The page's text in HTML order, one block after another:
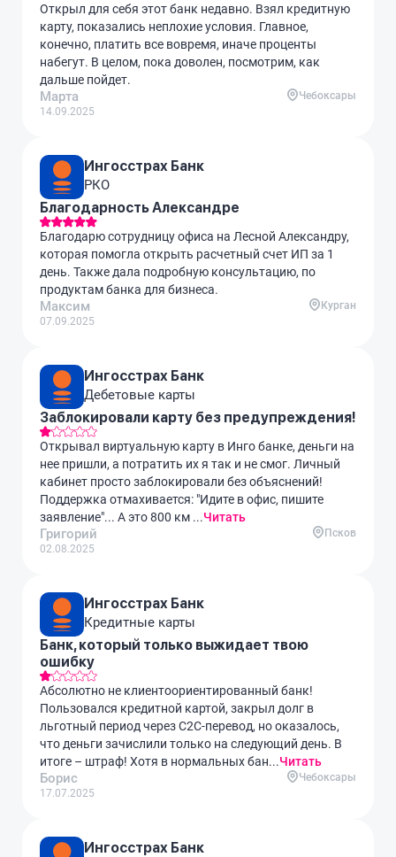
Открыл для себя этот банк недавно. Взял кредитную
карту, показались неплохие условия. Главное,
конечно, платить все вовремя, иначе проценты
набегут. В целом, пока доволен, посмотрим, как
дальше пойдет.
Марта
14.09.2025
Чебоксары
Ингосстрах Банк
РКО
Благодарность Александре
Благодарю сотрудницу офиса на Лесной Александру,
которая помогла открыть расчетный счет ИП за 1
день. Также дала подробную консультацию, по
продуктам банка для бизнеса.
Максим
07.09.2025
Курган
Ингосстрах Банк
Дебетовые карты
Заблокировали карту без предупреждения!
Открывал виртуальную карту в Инго банке, деньги на
нее пришли, а потратить их я так и не смог. Личный
кабинет просто заблокировали без объяснений!
Поддержка отмахивается: "Идите в офис, пишите
заявление"... А это 800 км ...Читать
Григорий
02.08.2025
Псков
Ингосстрах Банк
Кредитные карты
Банк, который только выжидает твою
ошибку
Абсолютно не клиентоориентированный банк!
Пользовался кредитной картой, закрыл долг в
льготный период через С2С-перевод, но оказалось,
что деньги зачислили только на следующий день. В
итоге – штраф! Хотя в нормальных бан...Читать
Борис
17.07.2025
Чебоксары
Ингосстрах Банк